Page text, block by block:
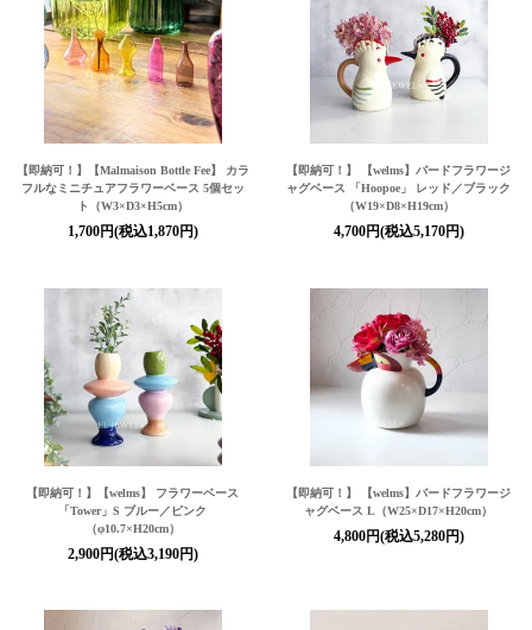
【即納可！】【Malmaison Bottle Fee】 カラ
フルなミニチュアフラワーベース 5個セッ
ト（W3×D3×H5cm）
1,700円(税込1,870円)
【即納可！】 【welms】バードフラワージ
ャグベース 「Hoopoe」 レッド／ブラック
（W19×D8×H19cm）
4,700円(税込5,170円)
【即納可！】【welms】 フラワーベース
「Tower」S ブルー／ピンク
（φ10.7×H20cm）
2,900円(税込3,190円)
【即納可！】 【welms】バードフラワージ
ャグベース L（W25×D17×H20cm）
4,800円(税込5,280円)